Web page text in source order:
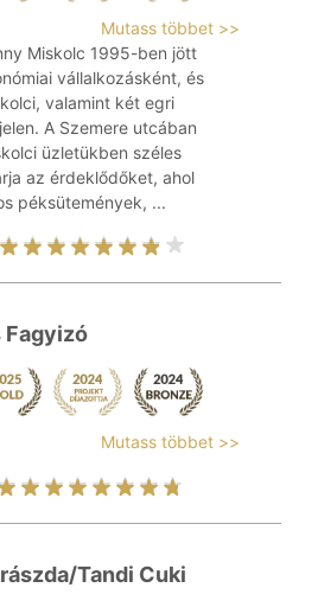
Mutass többet >>
Miskolc 1995-ben jött
vállalkozásként, és
valamint két egri
A Szemere utcában
üzletükben széles
az érdeklődőket, ahol
péksütemények, ...
Fagyizó
Mutass többet >>
Tandi Cuki